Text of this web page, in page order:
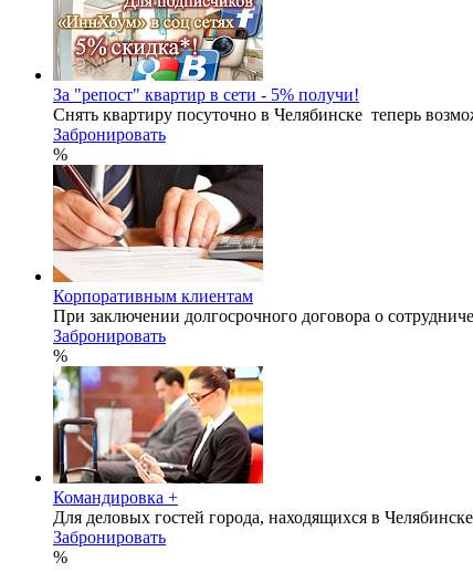
За "репост" квартир в сети - 5% получи!
Снять квартиру посуточно в Челябинске теперь
Забронировать
%
Корпоративным клиентам
При заключении долгосрочного договора о
Забронировать
%
Командировка +
Для деловых гостей города, находящихся в
Забронировать
%